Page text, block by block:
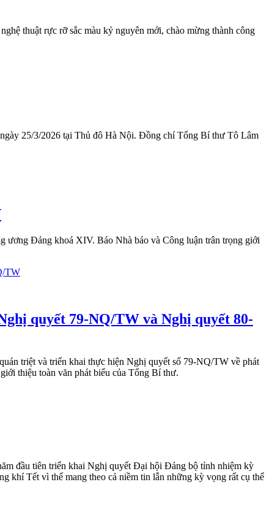
thuật rực rỡ sắc màu kỷ nguyên mới, chào mừng thành công
25/3/2026 tại Thủ đô Hà Nội. Đồng chí Tổng Bí thư Tô Lâm
ương Đảng khoá XIV. Báo Nhà báo và Công luận trân trọng giới
quyết 79-NQ/TW và Nghị quyết 80-
triệt và triển khai thực hiện Nghị quyết số 79-NQ/TW về phát
thiệu toàn văn phát biểu của Tổng Bí thư.
đầu tiên triển khai Nghị quyết Đại hội Đảng bộ tỉnh nhiệm kỳ
khí Tết vì thế mang theo cả niềm tin lẫn những kỳ vọng rất cụ thể